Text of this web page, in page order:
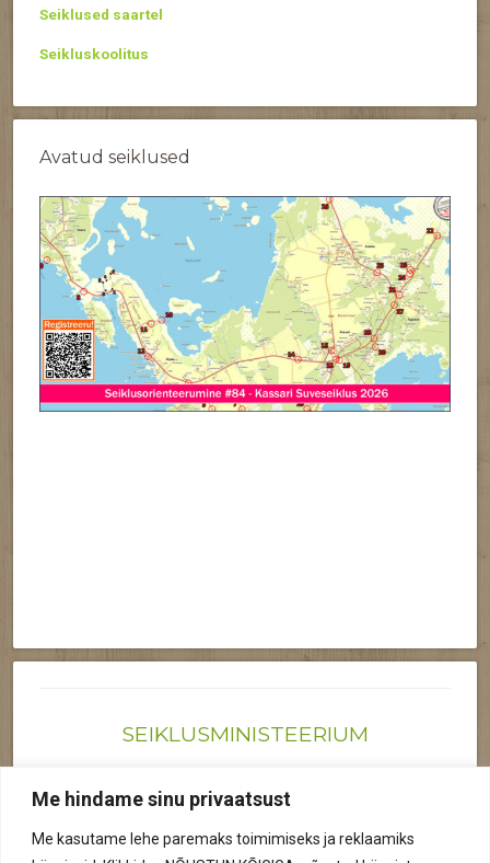
Me hindame sinu privaatsust
Me kasutame lehe paremaks toimimiseks ja reklaamiks
Seiklused saartel
Seikluskoolitus
Avatud seiklused
SEIKLUSMINISTEERIUM
Reg nr: 12041719
Privaatsuspoliitika